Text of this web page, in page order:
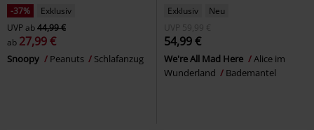
-37%
Exklusiv
UVPab44,99 €
ab 27,99 €
Snoopy Peanuts Schlafanzug
Exklusiv
Neu
UVP
59,99 €
54,99 €
We're All Mad Here
Alice im
Wunderland
Bademantel